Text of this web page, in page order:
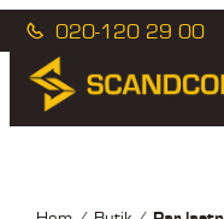
020-120 29 00